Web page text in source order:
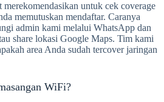
merekomendasikan untuk cek coverage
memutuskan mendaftar. Caranya
admin kami melalui WhatsApp dan
share lokasi Google Maps. Tim kami
area Anda sudah tercover jaringan
WiFi?